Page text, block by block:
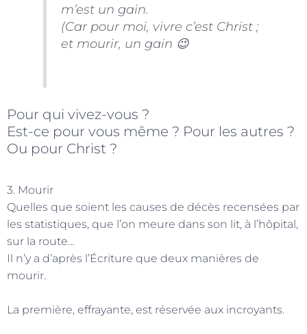
m’est un gain.
(Car pour moi, vivre c’est Christ ;
et mourir, un gain 😉
Pour qui vivez-vous ?
Est-ce pour vous même ? Pour les autres ?
Ou pour Christ ?
3. Mourir
Quelles que soient les causes de décès recensées par
les statistiques, que l’on meure dans son lit, à l’hôpital,
sur la route…
Il n’y a d’après l’Écriture que deux manières de
mourir.
La première, effrayante, est réservée aux incroyants.